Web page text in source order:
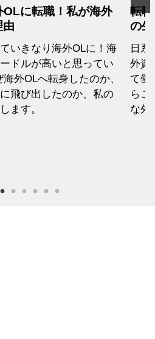
OLに転職！私が海外
由
いきなり海外OLに！海
ドルが高いと思ってい
外OLへ転身したのか、
飛び出したのか、私の
ます。
転
の
日
外資
て働
らこ
な外